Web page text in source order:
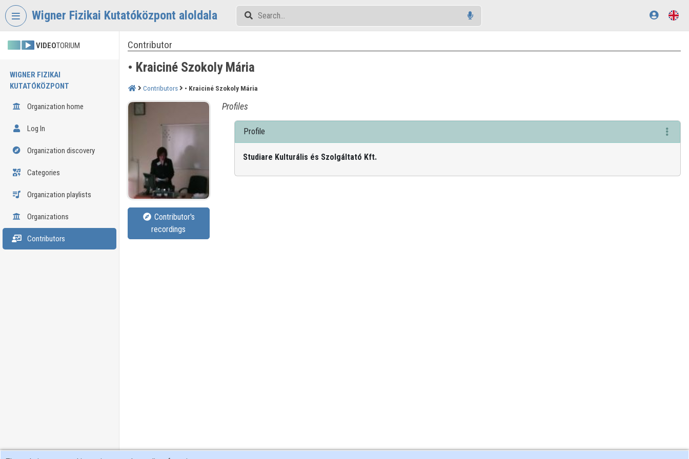
Skip header
Wigner Fizikai Kutatóközpont aloldala
VIDEOTORIUM
WIGNER FIZIKAI
KUTATÓKÖZPONT
Organization home
Log In
Organization discovery
Categories
Organization playlists
Organizations
Contributors
Contributor
• Kraiciné Szokoly Mária
Contributors • Kraiciné Szokoly Mária
Contributor's
recordings
Profiles
Profile
Studiare Kulturális és Szolgáltató Kft.